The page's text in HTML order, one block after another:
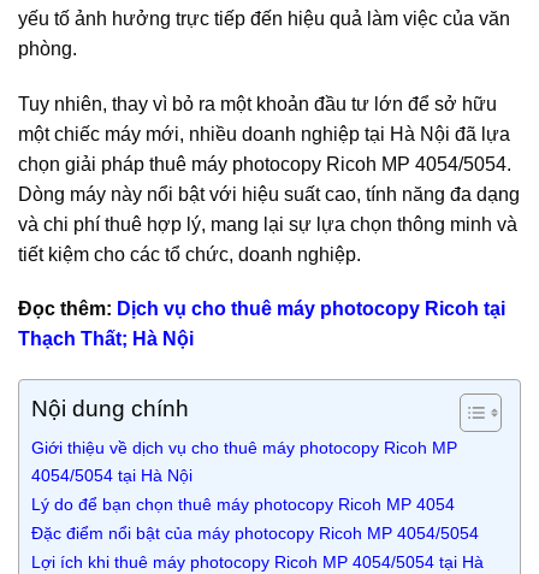
yếu tố ảnh hưởng trực tiếp đến hiệu quả làm việc của văn
phòng.
Tuy nhiên, thay vì bỏ ra một khoản đầu tư lớn để sở hữu
một chiếc máy mới, nhiều doanh nghiệp tại Hà Nội đã lựa
chọn giải pháp thuê máy photocopy Ricoh MP 4054/5054.
Dòng máy này nổi bật với hiệu suất cao, tính năng đa dạng
và chi phí thuê hợp lý, mang lại sự lựa chọn thông minh và
tiết kiệm cho các tổ chức, doanh nghiệp.
Đọc thêm: Dịch vụ cho thuê máy photocopy Ricoh tại
Thạch Thất; Hà Nội
Nội dung chính
Giới thiệu về dịch vụ cho thuê máy photocopy Ricoh MP
4054/5054 tại Hà Nội
Lý do để bạn chọn thuê máy photocopy Ricoh MP 4054
Đặc điểm nổi bật của máy photocopy Ricoh MP 4054/5054
Lợi ích khi thuê máy photocopy Ricoh MP 4054/5054 tại Hà